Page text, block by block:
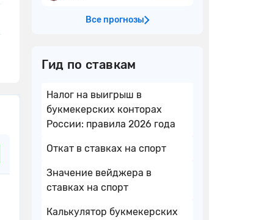
Все прогнозы
Гид по ставкам
Налог на выигрыш в
букмекерских конторах
России: правила 2026 года
Откат в ставках на спорт
Значение вейджера в
ставках на спорт
Калькулятор букмекерских